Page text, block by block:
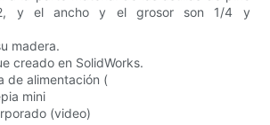
y el ancho y el grosor son 1/4 y
madera.
creado en SolidWorks.
de alimentación (
mini
(video)